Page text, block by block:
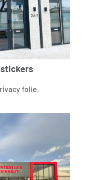
folie,